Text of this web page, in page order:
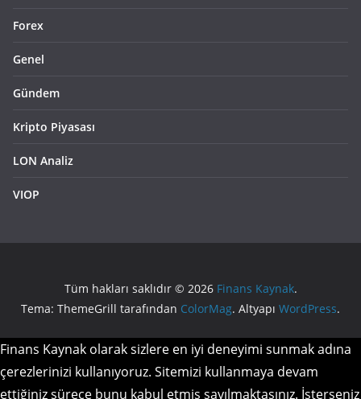
Forex
Genel
Gündem
Kripto Piyasası
LON Analiz
VIOP
Tüm hakları saklıdır © 2026 Finans Kaynak.
Tema: ThemeGrill tarafından ColorMag. Altyapı WordPress.
Finans Kaynak olarak sizlere en iyi deneyimi sunmak adına
çerezlerinizi kullanıyoruz. Sitemizi kullanmaya devam
ettiğiniz sürece bunu kabul etmiş sayılmaktasınız. İsterseniz